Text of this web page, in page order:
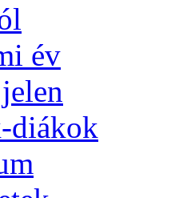
év
diákok